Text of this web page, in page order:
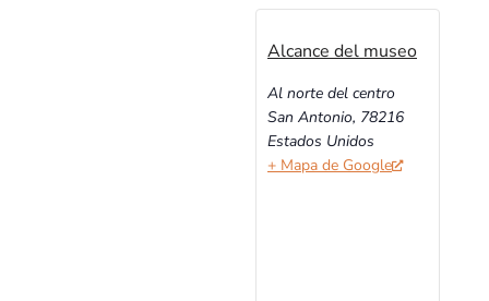
Alcance del museo
Al norte del centro
San Antonio, 78216
Estados Unidos
+ Mapa de Google